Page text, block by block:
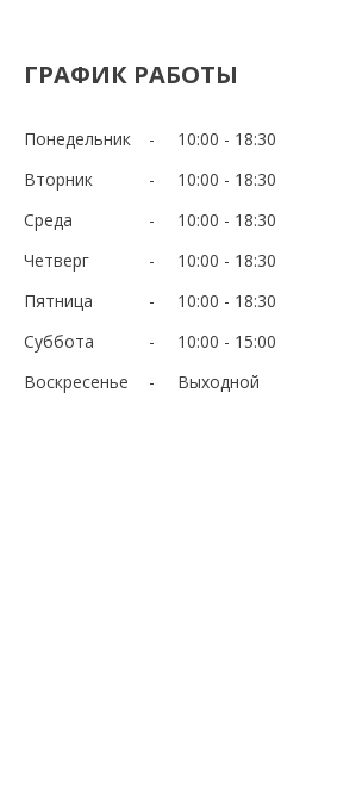
ГРАФИК РАБОТЫ
Понедельник 10:00
18:30
Вторник
10:00
18:30
Среда
10:00
18:30
Четверг
10:00
18:30
Пятница
10:00
18:30
Суббота
10:00
15:00
Воскресенье
Выходной